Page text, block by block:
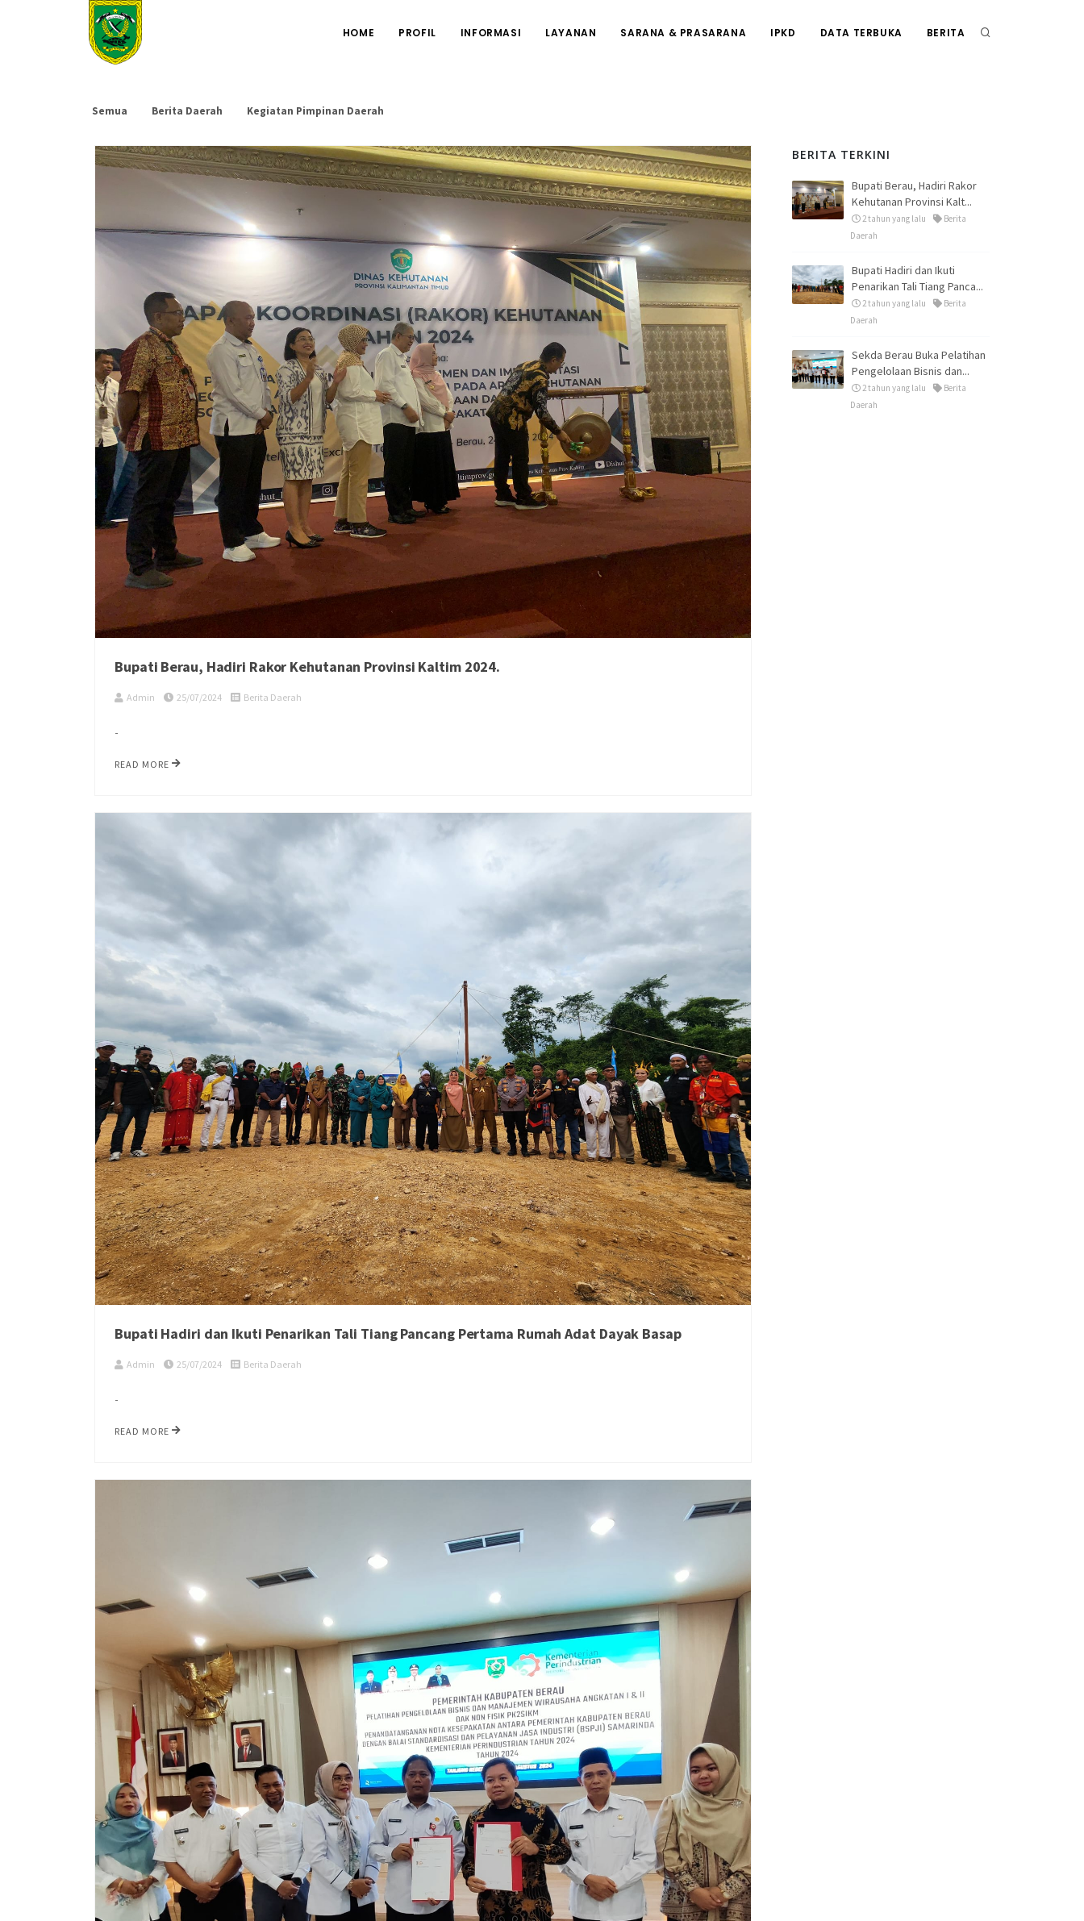
HOME PROFIL INFORMASI LAYANAN SARANA & PRASARANA IPKD DATA TERBUKA BERITA
Semua Berita Daerah Kegiatan Pimpinan Daerah
Bupati Berau, Hadiri Rakor Kehutanan Provinsi Kaltim 2024.
Admin 25/07/2024 Berita Daerah
-
READ MORE
Bupati Hadiri dan Ikuti Penarikan Tali Tiang Pancang Pertama Rumah Adat Dayak Basap
Admin 25/07/2024 Berita Daerah
-
READ MORE
BERITA TERKINI
Bupati Berau, Hadiri Rakor
Kehutanan Provinsi Kalt...
2 tahun yang lalu
Berita
Daerah
Bupati Hadiri dan Ikuti
Penarikan Tali Tiang Panca...
2 tahun yang lalu
Berita
Daerah
Sekda Berau Buka Pelatihan
Pengelolaan Bisnis dan...
2 tahun yang lalu
Berita
Daerah